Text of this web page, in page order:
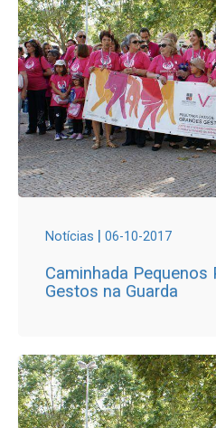
Notícias | 06-10-2017
Caminhada Pequenos
Gestos na Guarda